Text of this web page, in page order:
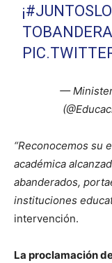
¡
—
“Reconocemos su
académica
abanderados,
instituciones
intervención.
La proclamación